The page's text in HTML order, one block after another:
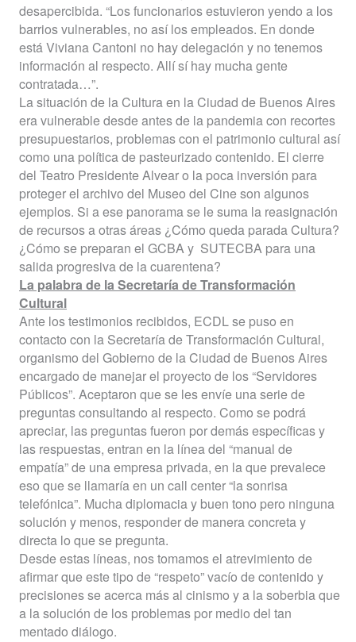
desapercibida. “Los funcionarios estuvieron yendo a los
barrios vulnerables, no así los empleados. En donde
está Viviana Cantoni no hay delegación y no tenemos
información al respecto. Allí sí hay mucha gente
contratada…”.
La situación de la Cultura en la Ciudad de Buenos Aires
era vulnerable desde antes de la pandemia con recortes
presupuestarios, problemas con el patrimonio cultural así
como una política de pasteurizado contenido. El cierre
del Teatro Presidente Alvear o la poca inversión para
proteger el archivo del Museo del Cine son algunos
ejemplos. Si a ese panorama se le suma la reasignación
de recursos a otras áreas ¿Cómo queda parada Cultura?
¿Cómo se preparan el GCBA y SUTECBA para una
salida progresiva de la cuarentena?
La palabra de la Secretaría de Transformación
Cultural
Ante los testimonios recibidos, ECDL se puso en
contacto con la Secretaría de Transformación Cultural,
organismo del Gobierno de la Ciudad de Buenos Aires
encargado de manejar el proyecto de los “Servidores
Públicos”. Aceptaron que se les envíe una serie de
preguntas consultando al respecto. Como se podrá
apreciar, las preguntas fueron por demás específicas y
las respuestas, entran en la línea del “manual de
empatía” de una empresa privada, en la que prevalece
eso que se llamaría en un call center “la sonrisa
telefónica”. Mucha diplomacia y buen tono pero ninguna
solución y menos, responder de manera concreta y
directa lo que se pregunta.
Desde estas líneas, nos tomamos el atrevimiento de
afirmar que este tipo de “respeto” vacío de contenido y
precisiones se acerca más al cinismo y a la soberbia que
a la solución de los problemas por medio del tan
mentado diálogo.